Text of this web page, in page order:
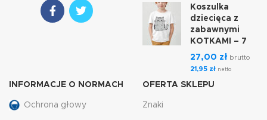
Koszulka
dziecięca z
zabawnymi
KOTKAMI – 7
27,00 zł brutto
21,95 zł netto
INFORMACJE O NORMACH
Ochrona głowy
OFERTA SKLEPU
Znaki